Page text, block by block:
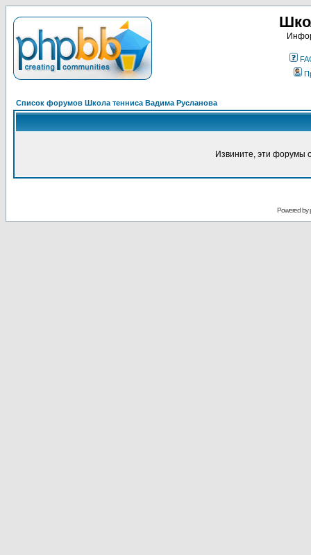
Список форумов Школа тенниса Вадима Русланова
Извините, эти форумы
Powered by